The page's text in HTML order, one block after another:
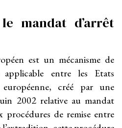
le mandat d’arrêt
est un mécanisme de
applicable entre les Etats
créé par une
2002 relative au mandat
procédures de remise entre